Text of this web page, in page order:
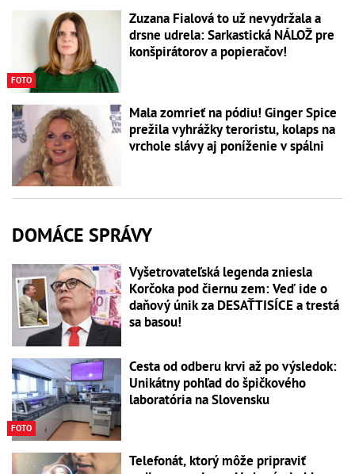
FOTO
Zuzana Fialová to už nevydržala a
drsne udrela: Sarkastická NÁLOŽ pre
konšpirátorov a popieračov!
Mala zomrieť na pódiu! Ginger Spice
prežila vyhrážky teroristu, kolaps na
vrchole slávy aj poníženie v spálni
DOMÁCE SPRÁVY
Vyšetrovateľská legenda zniesla
Korčoka pod čiernu zem: Veď ide o
daňový únik za DESAŤTISÍCE a trestá
sa basou!
FOTO
Cesta od odberu krvi až po výsledok:
Unikátny pohľad do špičkového
laboratória na Slovensku
Telefonát, ktorý môže pripraviť